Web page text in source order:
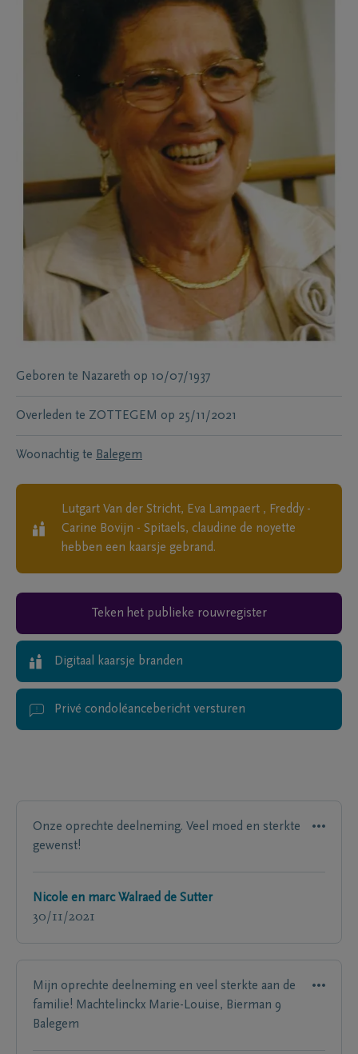
Geboren te Nazareth op 10/07/1937
Overleden te ZOTTEGEM op 25/11/2021
Woonachtig te Balegem
Lutgart Van der Stricht, Eva Lampaert , Freddy -
Carine Bovijn - Spitaels, claudine de noyette
hebben een kaarsje gebrand.
Teken het publieke rouwregister
Digitaal kaarsje branden
Privé condoléancebericht versturen
Onze oprechte deelneming. Veel moed en sterkte
gewenst!
Nicole en marc Walraed de Sutter
30/11/2021
Mijn oprechte deelneming en veel sterkte aan de
familie! Machtelinckx Marie-Louise, Bierman 9
Balegem